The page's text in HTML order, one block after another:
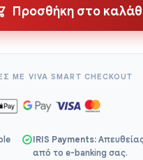
Προσθήκη στο
VIVA SMART CHECKOUT
IRIS Payments:
από το e-banking σας.